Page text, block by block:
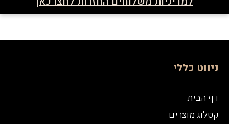
ניווט כללי
דף הבית
קטלוג מוצרים